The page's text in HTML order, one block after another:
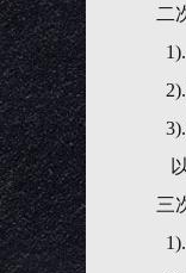
二
三